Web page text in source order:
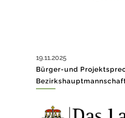
19.11.2025
Bürger-und